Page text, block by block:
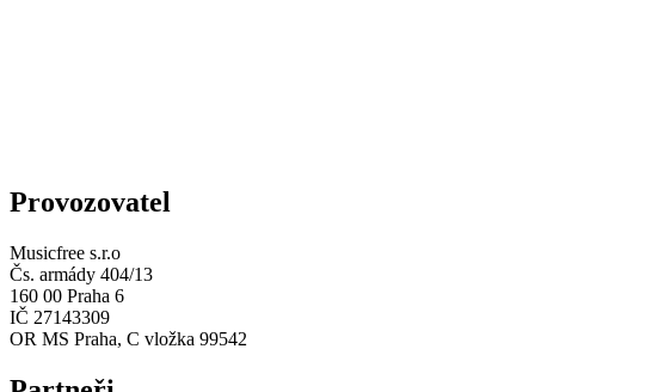
Provozovatel
Musicfree s.r.o
Čs. armády 404/13
160 00 Praha 6
IČ 27143309
OR MS Praha, C vložka 99542